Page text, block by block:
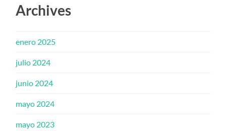
Archives
enero 2025
julio 2024
junio 2024
mayo 2024
mayo 2023